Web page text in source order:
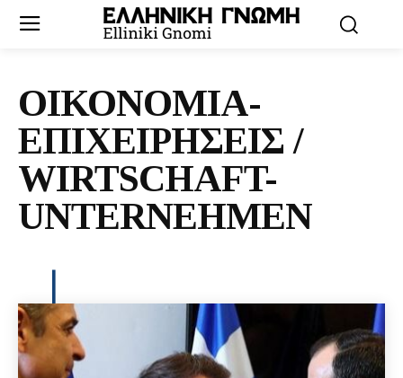
ΟΙΚΟΝΟΜΙΑ-
ΕΠΙΧΕΙΡΗΣΕΙΣ /
WIRTSCHAFT-
UNTERNEHMEN